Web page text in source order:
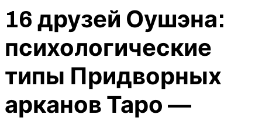
16 друзей Оушэна:
психологические
типы Придворных
арканов Таро —